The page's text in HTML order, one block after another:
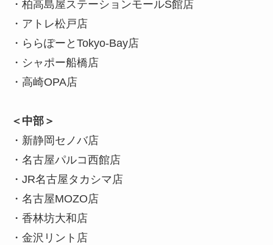
・柏高島屋ステーションモールS館店
・アトレ松戸店
・ららぽーとTokyo-Bay店
・シャポー船橋店
・高崎OPA店
＜中部＞
・新静岡セノバ店
・名古屋パルコ西館店
・JR名古屋タカシマ店
・名古屋MOZO店
・香林坊大和店
・金沢リント店